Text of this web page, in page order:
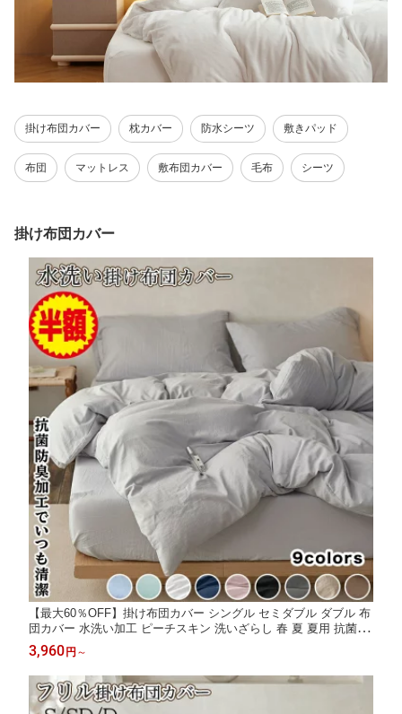
掛け布団カバー 枕カバー 防水シーツ 敷きパッド
布団 マットレス 敷布団カバー 毛布 シーツ
掛け布団カバー
【最大60％OFF】掛け布団カバー シングル セミダブル ダブル 布
団カバー 水洗い加工 ピーチスキン 洗いざらし 春 夏 夏用 抗菌 防
臭 羽毛布団カバー 掛布団カバー 掛けカバー かけ布団カバー 掛ふ
とんカバー 寝具カバー 掛けふとんカバー シーツ カバー
3,960円 ～